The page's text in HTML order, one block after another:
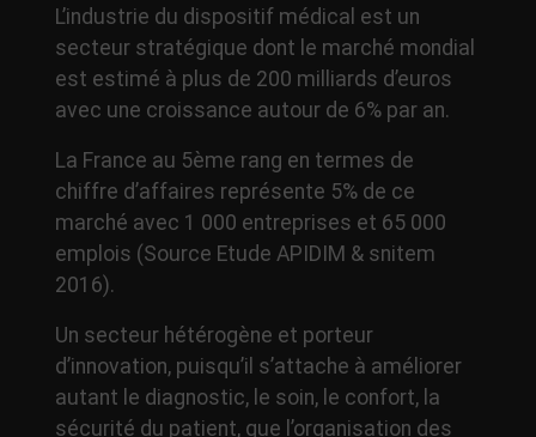
L’industrie du dispositif médical est un
secteur stratégique dont le marché mondial
est estimé à plus de 200 milliards d’euros
avec une croissance autour de 6% par an.
La France au 5ème rang en termes de
chiffre d’affaires représente 5% de ce
marché avec 1 000 entreprises et 65 000
emplois (Source Etude APIDIM & snitem
2016).
Un secteur hétérogène et porteur
d’innovation, puisqu’il s’attache à améliorer
autant le diagnostic, le soin, le confort, la
sécurité du patient, que l’organisation des